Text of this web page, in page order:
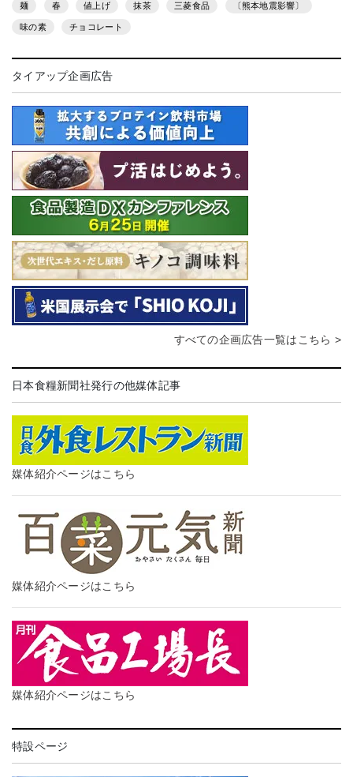
麺 春 値上げ 抹茶 三菱食品 〔熊本地震影響〕
味の素 チョコレート
タイアップ企画広告
すべての企画広告一覧はこちら >
日本食糧新聞社発行の他媒体記事
媒体紹介ページはこちら
媒体紹介ページはこちら
媒体紹介ページはこちら
特設ページ